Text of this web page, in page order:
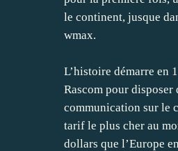
le continent, jusque
wmax.
L’histoire démarre en
Rascom pour
communication sur le
tarif le plus cher au
dollars que l’Europe